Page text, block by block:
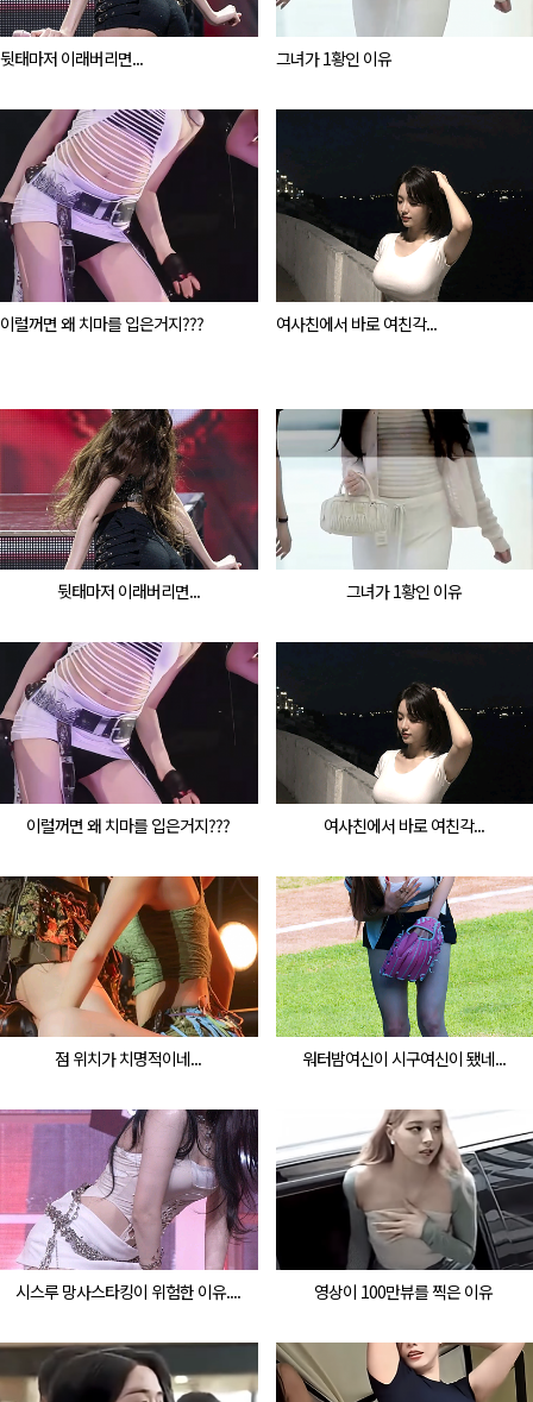
뒷태마저 이래버리면... 그녀가 1황인 이유
이럴꺼면 왜 치마를 입은거지??? 여사친에서 바로 여친각...
뒷태마저 이래버리면... 그녀가 1황인 이유
이럴꺼면 왜 치마를 입은거지??? 여사친에서 바로 여친각...
점 위치가 치명적이네... 워터밤여신이 시구여신이 됐네...
시스루 망사스타킹이 위험한 이유.... 영상이 100만뷰를 찍은 이유